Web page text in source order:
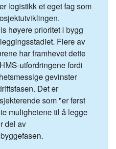
logistikk et eget fag som
høyere prioritet i bygg
Flere av
har framhevet dette
utfordringene fordi
gevinster
Det er
som "er først
mulighetene til å legge
del av